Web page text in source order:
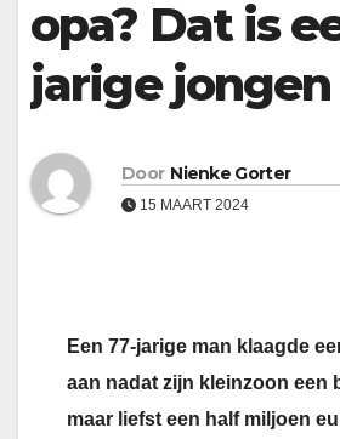
opa? Dat is
jarige
Door Nienke Gorter
15 MAART 2024
Een 77-jarige man klaagde
aan nadat zijn kleinzoon een
maar liefst een half miljoen